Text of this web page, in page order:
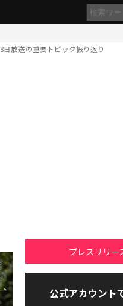
放送の重要トピック振り返り
プレスリリー
公式アカウント